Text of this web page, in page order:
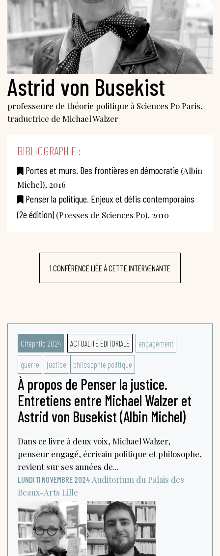
Astrid von Busekist
professeure de théorie politique à Sciences Po Paris,
traductrice de Michael Walzer
BIBLIOGRAPHIE :
Portes et murs. Des frontières en démocratie (Albin
Michel), 2016
Penser la politique. Enjeux et défis contemporains
(2e édition)(Presses de Sciences Po), 2010
1 CONFÉRENCE LIÉE À CETTE INTERVENANTE
Citéphilo 2024 ACTUALITÉ ÉDITORIALE engagement
guerre justice philosophie politique
À propos de Penser la justice.
Entretiens entre Michael Walzer et
Astrid von Busekist (Albin Michel)
Dans ce livre à deux voix, Michael Walzer,
penseur engagé, écrivain politique et philosophe,
revient sur ses années de...
LUNDI 11 NOVEMBRE 2024 Auditorium du Palais des
Beaux-Arts Lille